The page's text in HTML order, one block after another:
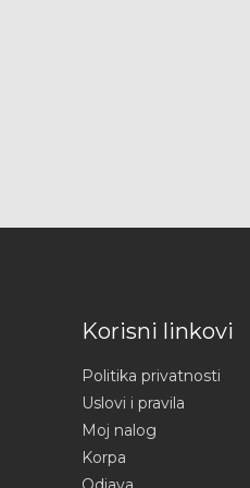
Korisni linkovi
Politika privatnosti
Uslovi i pravila
Moj nalog
Korpa